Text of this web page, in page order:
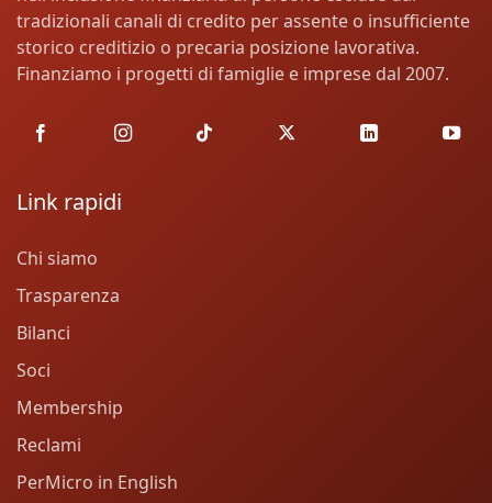
tradizionali canali di credito per assente o insufficiente
storico creditizio o precaria posizione lavorativa.
Finanziamo i progetti di famiglie e imprese dal 2007.
Link rapidi
Chi siamo
Trasparenza
Bilanci
Soci
Membership
Reclami
PerMicro in English